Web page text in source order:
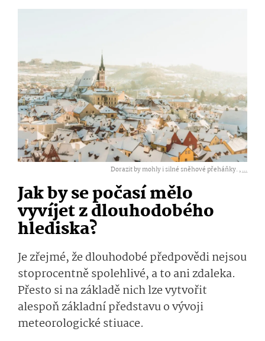
Dorazit by mohly i silné sněhové přeháňky. ,...
Jak by se počasí mělo
vyvíjet z dlouhodobého
hlediska?
Je zřejmé, že dlouhodobé předpovědi nejsou
stoprocentně spolehlivé, a to ani zdaleka.
Přesto si na základě nich lze vytvořit
alespoň základní představu o vývoji
meteorologické stiuace.